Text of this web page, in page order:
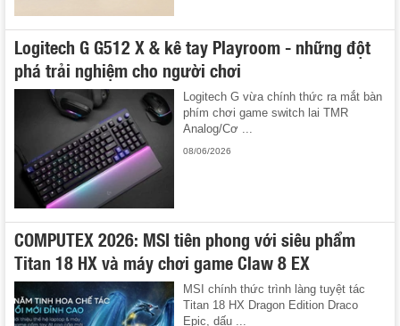
Logitech G G512 X & kê tay Playroom - những đột
phá trải nghiệm cho người chơi
Logitech G vừa chính thức ra mắt bàn
phím chơi game switch lai TMR
Analog/Cơ ...
08/06/2026
COMPUTEX 2026: MSI tiên phong với siêu phẩm
Titan 18 HX và máy chơi game Claw 8 EX
MSI chính thức trình làng tuyệt tác
Titan 18 HX Dragon Edition Draco
Epic, dấu ...